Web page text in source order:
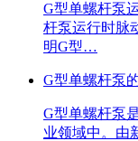
G型单螺杆泵
杆泵运行时脉
明G型…
G型单螺杆泵
G型单螺杆泵
业领域中。由